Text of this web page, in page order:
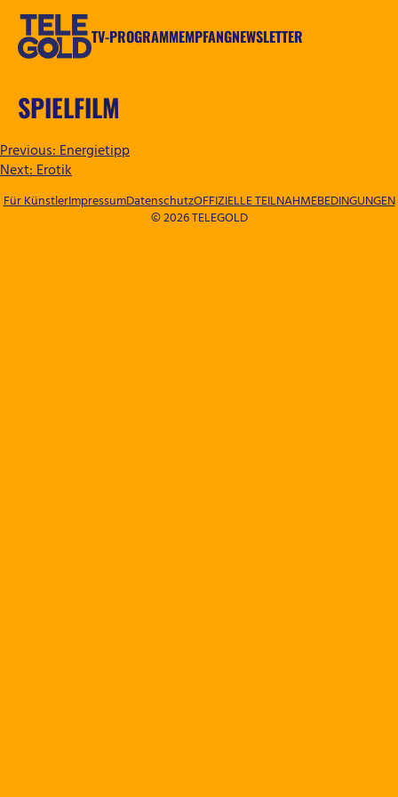
Zum
springen
TV-PROGRAMMEMPFANGNEWSLETTER
SPIELFILM
BEITRAGSNAVIGATION
Previous:Energietipp
Next:Erotik
© 2026 TELEGOLD
Für KünstlerImpressumDatenschutzOFFIZIELLE TEILNAHMEBEDINGUNGEN